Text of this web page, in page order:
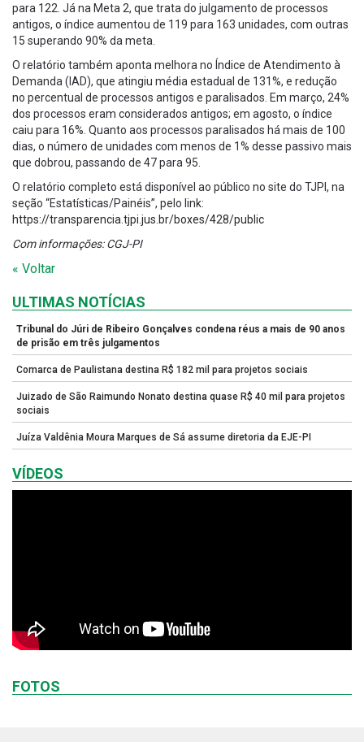
para 122. Já na Meta 2, que trata do julgamento de processos
antigos, o índice aumentou de 119 para 163 unidades, com outras
15 superando 90% da meta.
O relatório também aponta melhora no Índice de Atendimento à
Demanda (IAD), que atingiu média estadual de 131%, e redução
no percentual de processos antigos e paralisados. Em março, 24%
dos processos eram considerados antigos; em agosto, o índice
caiu para 16%. Quanto aos processos paralisados há mais de 100
dias, o número de unidades com menos de 1% desse passivo mais
que dobrou, passando de 47 para 95.
O relatório completo está disponível ao público no site do TJPI, na
seção “Estatísticas/Painéis”, pelo link:
https://transparencia.tjpi.jus.br/boxes/428/public
Com informações: CGJ-PI
« Voltar
ULTIMAS NOTÍCIAS
Tribunal do Júri de Ribeiro Gonçalves condena réus a mais de 90 anos
de prisão em três julgamentos
Comarca de Paulistana destina R$ 182 mil para projetos sociais
Juizado de São Raimundo Nonato destina quase R$ 40 mil para projetos
sociais
Juíza Valdênia Moura Marques de Sá assume diretoria da EJE-PI
VÍDEOS
FOTOS